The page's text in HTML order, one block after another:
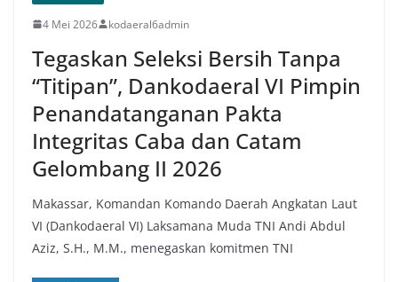
4 Mei 2026 kodaeral6admin
Tegaskan Seleksi Bersih Tanpa
“Titipan”, Dankodaeral VI Pimpin
Penandatanganan Pakta
Integritas Caba dan Catam
Gelombang II 2026
Makassar, Komandan Komando Daerah Angkatan Laut
VI (Dankodaeral VI) Laksamana Muda TNI Andi Abdul
Aziz, S.H., M.M., menegaskan komitmen TNI